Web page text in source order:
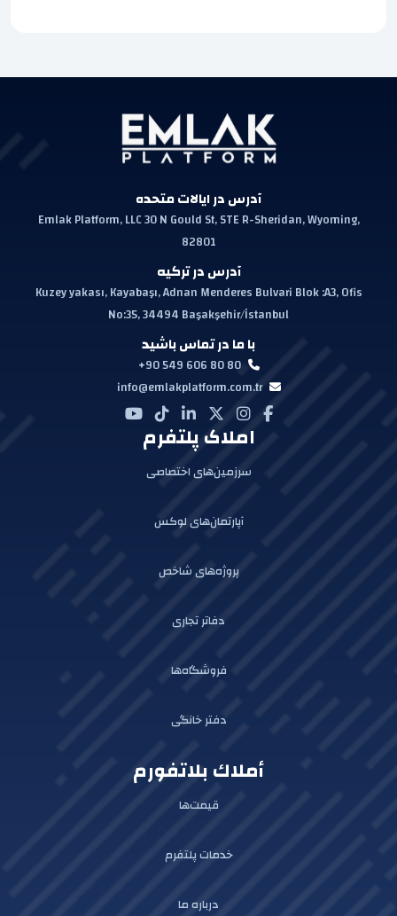
آدرس در ایالات متحده
Emlak Platform, LLC 30 N Gould St, STE R-Sheridan, Wyoming,
82801
آدرس در ترکیه
Kuzey yakası, Kayabaşı, Adnan Menderes Bulvari Blok :A3, Ofis
No:35, 34494 Başakşehir/İstanbul
با ما در تماس باشید
+90 549 606 80 80
info@emlakplatform.com.tr
املاک پلتفرم
سرزمین‌های اختصاصی
آپارتمان‌های لوکس
پروژه‌های شاخص
دفاتر تجاری
فروشگاه‌ها
دفتر خانگی
أملاك بلاتفورم
قیمت‌ها
خدمات پلتفرم
درباره ما